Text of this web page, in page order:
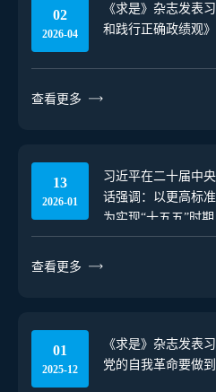
02
2026-04
《求是》杂志发表
和践行正确政绩观》
查看更多
13
2026-01
习近平在二十届中
话强调：以更高标
为实现“十五五”时
查看更多
01
2025-12
《求是》杂志发表
党的自我革命要做